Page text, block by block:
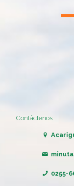
Contáctenos
0255-